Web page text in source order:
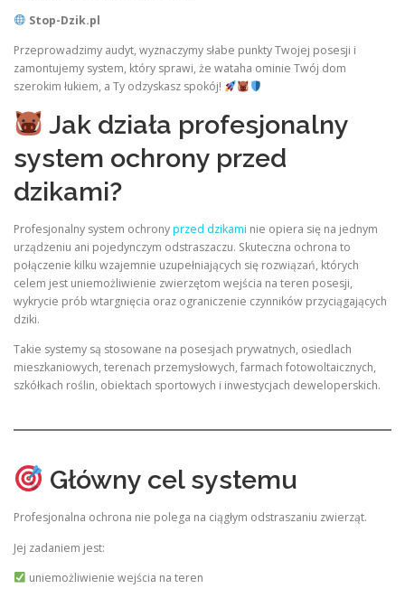
Stop-Dzik.pl
Przeprowadzimy audyt, wyznaczymy słabe punkty Twojej posesji i
zamontujemy system, który sprawi, że wataha ominie Twój dom
szerokim łukiem, a Ty odzyskasz spokój!
Jak działa profesjonalny
system ochrony przed
dzikami?
Profesjonalny system ochronyprzed dzikami nie opiera się na jednym
urządzeniu ani pojedynczym odstraszaczu. Skuteczna ochrona to
połączenie kilku wzajemnie uzupełniających się rozwiązań, których
celem jest uniemożliwienie zwierzętom wejścia na teren posesji,
wykrycie prób wtargnięcia oraz ograniczenie czynników przyciągających
dziki.
Takie systemy są stosowane na posesjach prywatnych, osiedlach
mieszkaniowych, terenach przemysłowych, farmach fotowoltaicznych,
szkółkach roślin, obiektach sportowych i inwestycjach deweloperskich.
Główny cel systemu
Profesjonalna ochrona nie polega na ciągłym odstraszaniu zwierząt.
Jej zadaniem jest:
uniemożliwienie wejścia na teren